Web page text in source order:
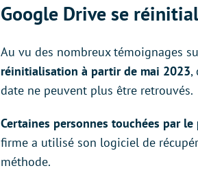
Google Drive se
Au vu des nombreux témoignages
réinitialisation à partir de mai 2023,
date ne peuvent plus être retrouvés.
Certaines personnes touchées par
firme a utilisé son logiciel de
méthode.